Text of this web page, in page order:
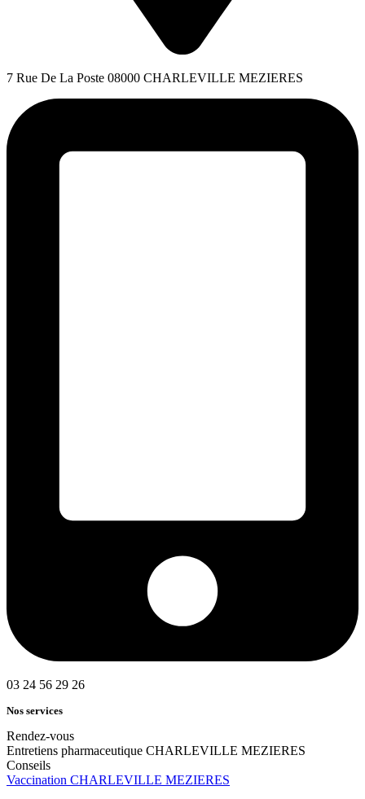
7 Rue De La Poste 08000 CHARLEVILLE MEZIERES
03 24 56 29 26
Nos services
Rendez-vous
Entretiens pharmaceutique CHARLEVILLE MEZIERES
Conseils
Vaccination CHARLEVILLE MEZIERES